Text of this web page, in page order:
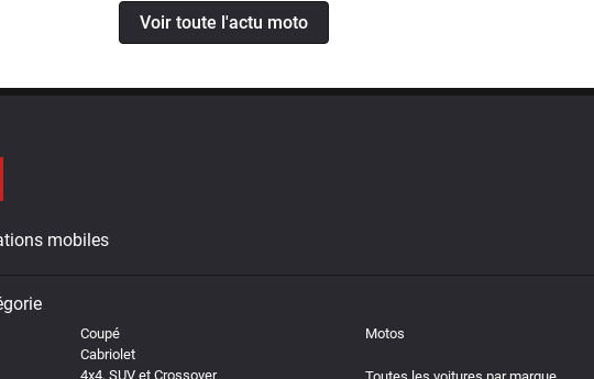
Voir toute l'actu moto
mobiles
Coupé
Cabriolet
4x4, SUV et Crossover
Motos